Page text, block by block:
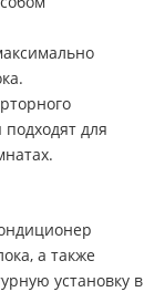
для
а также
установку в